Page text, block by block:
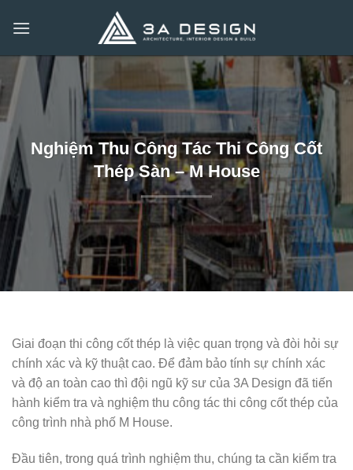
qua
dung
Nghiệm Thu Công Tác Thi Công Cốt
Thép Sàn – M House
Giai đoạn thi công cốt thép là việc quan trọng và đòi hỏi sự
chính xác và kỹ thuật cao. Để đảm bảo tính sự chính xác
và độ an toàn cao thì đội ngũ kỹ sư của 3A Design đã tiến
hành kiểm tra và nghiệm thu công tác thi công cốt thép của
công trình nhà phố M House.
Đầu tiên, trong quá trình nghiệm thu, chúng ta cần kiểm tra